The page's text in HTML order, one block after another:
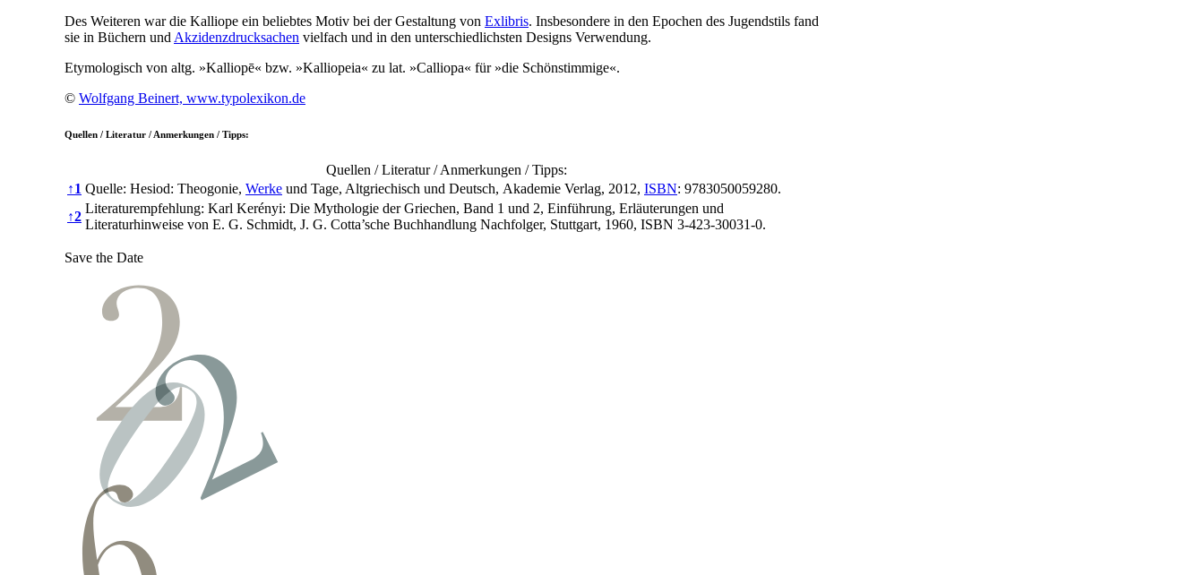
Des Weiteren war die Kalliope ein beliebtes Motiv bei der Gestaltung von Exlibris. Insbesondere in den Epochen des Jugendstils fand
sie in Büchern undAkzidenzdrucksachen vielfach und in den unterschiedlichsten Designs Verwendung.
Etymologisch von altg. »Kalliopē« bzw. »Kalliopeia« zu lat. »Calliopa« für »die Schönstimmige«.
© Wolfgang Beinert, www.typolexikon.de
Quellen / Literatur / Anmerkungen / Tipps:
Quellen / Literatur / Anmerkungen / Tipps:
↑1 Quelle: Hesiod: Theogonie, Werke und Tage, Altgriechisch und Deutsch, Akademie Verlag, 2012, ISBN: 9783050059280.
↑2
Literaturempfehlung: Karl Kerényi: Die Mythologie der Griechen, Band 1 und 2, Einführung, Erläuterungen und
Literaturhinweise von E. G. Schmidt, J. G. Cotta’sche Buchhandlung Nachfolger, Stuttgart, 1960, ISBN 3-423-30031-0.
Save the Date